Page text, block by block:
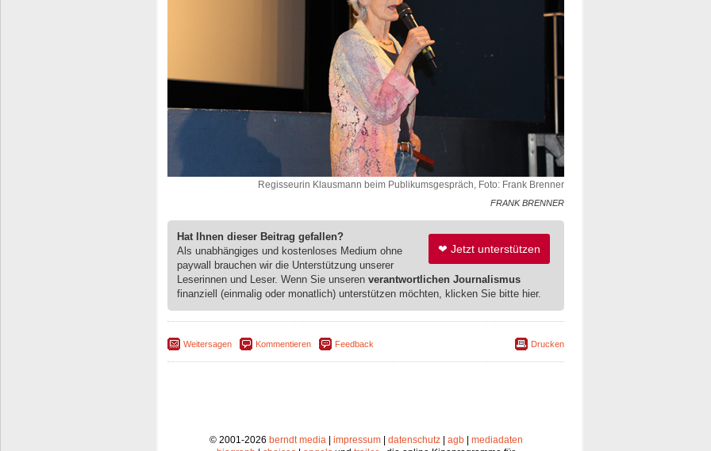
Regisseurin Klausmann beim Publikumsgespräch, Foto: Frank Brenner
FRANK BRENNER
❤ Jetzt unterstützen
Hat Ihnen dieser Beitrag gefallen?
Als unabhängiges und kostenloses Medium ohne
paywall brauchen wir die Unterstützung unserer
Leserinnen und Leser. Wenn Sie unseren verantwortlichen Journalismus
finanziell (einmalig oder monatlich) unterstützen möchten, klicken Sie bitte hier.
Weitersagen Kommentieren Feedback Drucken
© 2001-2026 berndt media | impressum| datenschutz| agb| mediadaten